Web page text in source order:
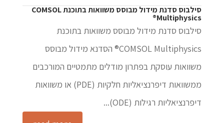
סילבוס סדנת מידול מבוסס משוואות בתוכנת COMSOL
Multiphysics®
סילבוס סדנת מידול מבוסס משוואות בתוכנת
COMSOL Multiphysics® הסדנא מידול מבוסס
משוואות עוסקת בפתרון מודלים מתמטיים המורכבים
ממשוואות דיפרנציאליות חלקיות (PDE) או משוואות
דיפרנציאליות רגילות (ODE)...